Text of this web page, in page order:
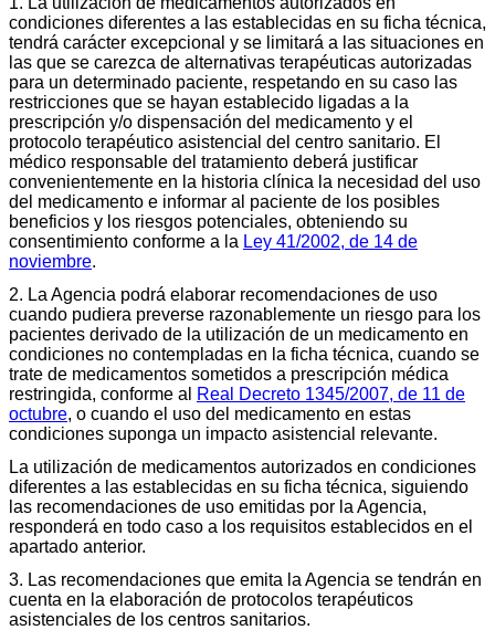
condiciones diferentes a las establecidas en su ficha técnica,
tendrá carácter excepcional y se limitará a las situaciones en
las que se carezca de alternativas terapéuticas autorizadas
para un determinado paciente, respetando en su caso las
restricciones que se hayan establecido ligadas a la
prescripción y/o dispensación del medicamento y el
protocolo terapéutico asistencial del centro sanitario. El
médico responsable del tratamiento deberá justificar
convenientemente en la historia clínica la necesidad del uso
del medicamento e informar al paciente de los posibles
beneficios y los riesgos potenciales, obteniendo su
consentimiento conforme a la Ley 41/2002, de 14 de
noviembre.
2. La Agencia podrá elaborar recomendaciones de uso
cuando pudiera preverse razonablemente un riesgo para los
pacientes derivado de la utilización de un medicamento en
condiciones no contempladas en la ficha técnica, cuando se
trate de medicamentos sometidos a prescripción médica
restringida, conforme al
Real Decreto 1345/2007, de 11 de
octubre, o cuando el uso del medicamento en estas
condiciones suponga un impacto asistencial relevante.
La utilización de medicamentos autorizados en condiciones
diferentes a las establecidas en su ficha técnica, siguiendo
las recomendaciones de uso emitidas por la Agencia,
responderá en todo caso a los requisitos establecidos en el
apartado anterior.
3. Las recomendaciones que emita la Agencia se tendrán en
cuenta en la elaboración de protocolos terapéuticos
asistenciales de los centros sanitarios.